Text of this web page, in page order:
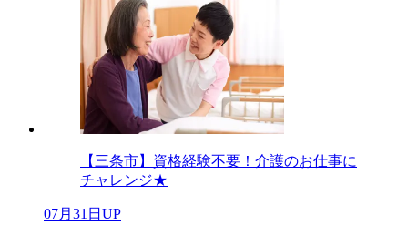
【三条市】資格経験不要！介護のお仕事に
チャレンジ★
07月31日UP